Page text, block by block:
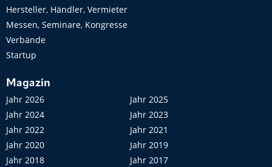
Hersteller, Händler, Vermieter
Messen, Seminare, Kongresse
Verbände
Startup
Magazin
Jahr 2026
Jahr 2025
Jahr 2024
Jahr 2023
Jahr 2022
Jahr 2021
Jahr 2020
Jahr 2019
Jahr 2018
Jahr 2017